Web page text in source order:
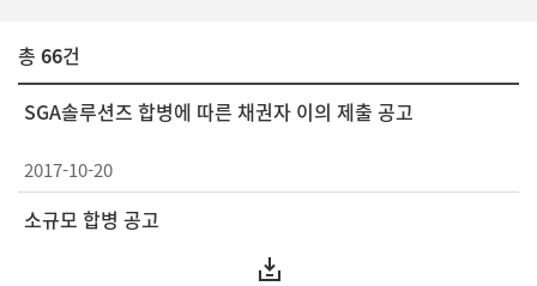
총 66건
SGA솔루션즈 합병에 따른 채권자 이의 제출 공고
2017-10-20
소규모 합병 공고